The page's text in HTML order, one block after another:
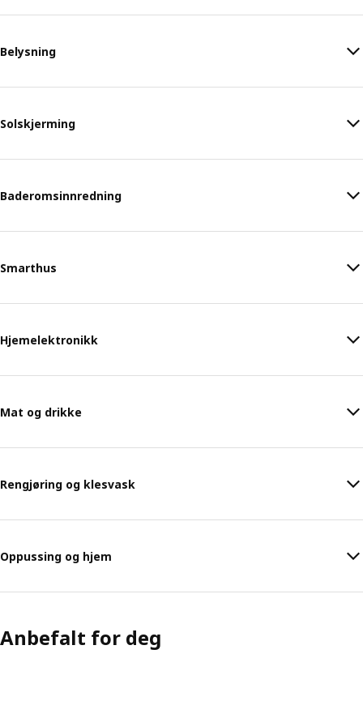
Belysning
Solskjerming
Baderomsinnredning
Smarthus
Hjemelektronikk
Mat og drikke
Rengjøring og klesvask
Oppussing og hjem
Anbefalt for deg